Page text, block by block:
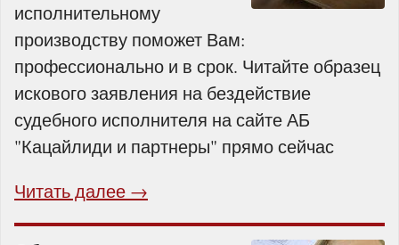
исполнительному
производству поможет Вам:
профессионально и в срок. Читайте образец
искового заявления на бездействие
судебного исполнителя на сайте АБ
"Кацайлиди и партнеры" прямо сейчас
Читать далее →